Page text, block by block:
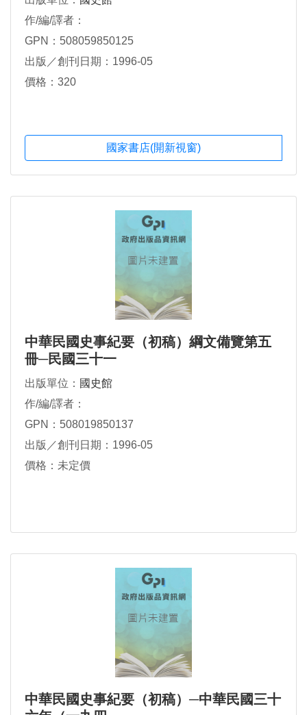
作/編/譯者：
GPN：508059850125
出版／創刊日期：1996-05
價格：320
國家書店(開新視窗)
中華民國史事紀要（初稿）綱文備覽第五
冊─民國三十一
出版單位： 國史館
作/編/譯者：
GPN：508019850137
出版／創刊日期：1996-05
價格：未定價
中華民國史事紀要（初稿）─中華民國三十